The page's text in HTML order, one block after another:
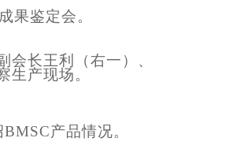
果鉴定会。
长王利（右一）、
产现场。
BMSC产品情况。